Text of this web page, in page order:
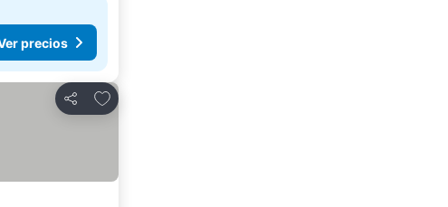
precios
Compartir
Agregar a favoritos